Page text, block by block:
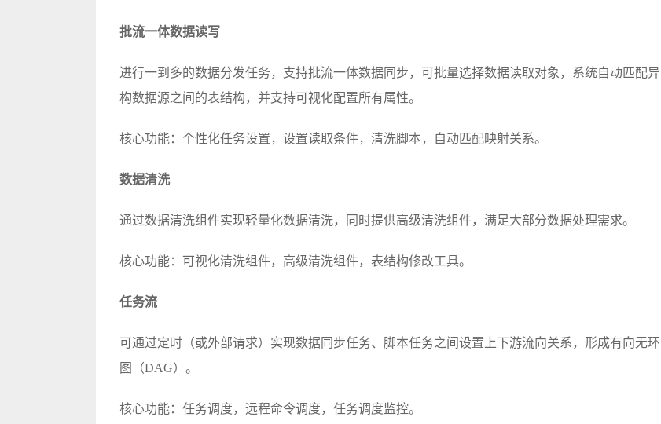
批流一体数据读写
进行一到多的数据分发任务，支持批流一体数据同步，可批量选择数据读取对象，系统自动匹配异
构数据源之间的表结构，并支持可视化配置所有属性。
核心功能：个性化任务设置，设置读取条件，清洗脚本，自动匹配映射关系。
数据清洗
通过数据清洗组件实现轻量化数据清洗，同时提供高级清洗组件，满足大部分数据处理需求。
核心功能：可视化清洗组件，高级清洗组件，表结构修改工具。
任务流
可通过定时（或外部请求）实现数据同步任务、脚本任务之间设置上下游流向关系，形成有向无环
图（DAG）。
核心功能：任务调度，远程命令调度，任务调度监控。